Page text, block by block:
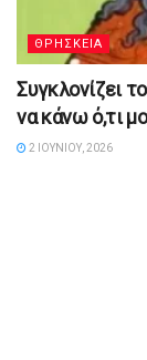
ΘΡΗΣΚΕΙΑ
Συγκλονίζει
να κάνω ό,τι
2 ΙΟΥΝΊΟΥ, 2026